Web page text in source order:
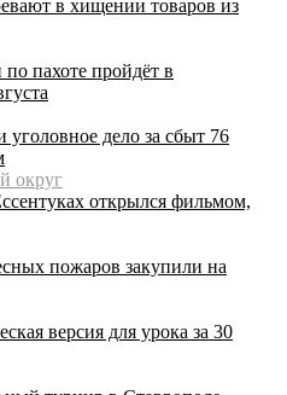
в хищении товаров из
пахоте пройдёт в
уголовное дело за сбыт 76
округ
открылся фильмом,
пожаров закупили на
версия для урока за 30